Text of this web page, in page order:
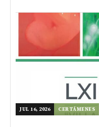
JUL 16, 2026 CERTÁMENES